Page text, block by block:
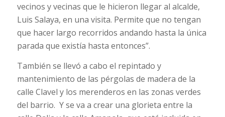
vecinos y vecinas que le hicieron llegar al alcalde,
Luis Salaya, en una visita. Permite que no tengan
que hacer largo recorridos andando hasta la única
parada que existía hasta entonces”.
También se llevó a cabo el repintado y
mantenimiento de las pérgolas de madera de la
calle Clavel y los merenderos en las zonas verdes
del barrio. Y se va a crear una glorieta entre la